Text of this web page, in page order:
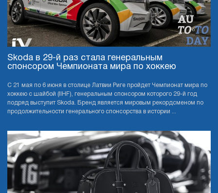
Skoda в 29-й раз стала генеральным
спонсором Чемпионата мира по хоккею
С 21 мая по 6 июня в столице Латвии Риге пройдет Чемпионат мира по
хоккею с шайбой (IIHF), генеральным спонсором которого 29-й год
подряд выступит Skoda. Бренд является мировым рекордсменом по
продолжительности генерального спонсорства в истории ...